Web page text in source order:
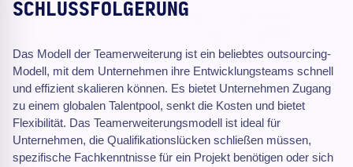
SCHLUSSFOLGERUNG
Das Modell der Teamerweiterung ist ein beliebtes outsourcing-
Modell, mit dem Unternehmen ihre Entwicklungsteams schnell
und effizient skalieren können. Es bietet Unternehmen Zugang
zu einem globalen Talentpool, senkt die Kosten und bietet
Flexibilität. Das Teamerweiterungsmodell ist ideal für
Unternehmen, die Qualifikationslücken schließen müssen,
spezifische Fachkenntnisse für ein Projekt benötigen oder sich